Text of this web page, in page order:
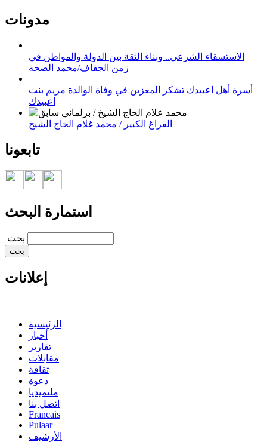
مدونات
الاستسقاء الشرعي.. وبناء الثقة بين الدولة والمواطن في
زمن الجفاف/محمد الصحه
أسرة أهل اعبيدك تشكر المعزين في وفاة الوالدة مريم بنت
اعبيدك
الفراغ الكبير / محمد غلام الحاج الشيخ
تابعونا
استمارة البحث
‏بحث ‏
إعلانات
الرئيسية
أخبار
تقارير
مقابلات
ثقافة
دعوة
ملتميديا
اتصل بنا
Francais
Pulaar
الأرشيف